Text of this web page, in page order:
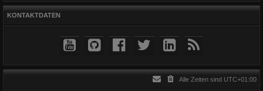
KONTAKTDATEN
Alle Zeiten sind UTC+01:00